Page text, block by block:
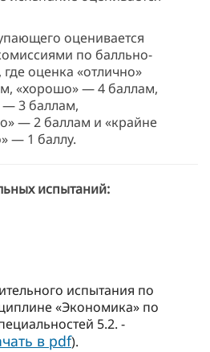
оценивается
по балльно-
оценка «отлично»
«хорошо» — 4 баллам,
— 3 баллам,
— 2 баллам и «крайне
— 1 баллу.
испытаний:
испытания по
«Экономика» по
5.2. -
в pdf).